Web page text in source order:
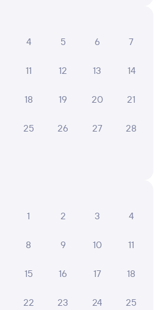
4 5 6 7
11 12 13 14
18 19 20 21
25 26 27 28
1
2 3 4
8 9 10 11
15 16 17 18
22 23 24 25